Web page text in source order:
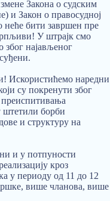
Закона о судским
и Закон о правосудној
неће бити завршен пре
У штрајк смо
најављеног
Искористићемо наредни
су покренути због
штетили борби
и структуру на
и у потпуности
кроз
у периоду од 11 до 12
више чланова, више